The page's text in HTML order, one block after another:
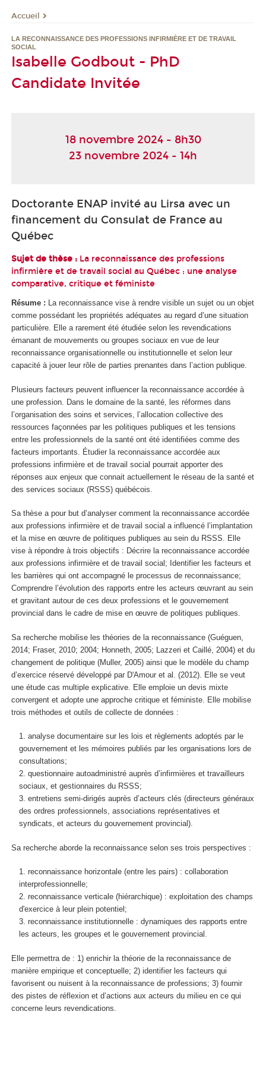
Accueil
LA RECONNAISSANCE DES PROFESSIONS INFIRMIÈRE ET DE TRAVAIL
SOCIAL
Isabelle Godbout - PhD
Candidate Invitée
18 novembre 2024 - 8h30
23 novembre 2024 - 14h
Doctorante ENAP invité au Lirsa avec un
financement du Consulat de France au
Québec
Sujet de thèse : La reconnaissance des professions
infirmière et de travail social au Québec : une analyse
comparative, critique et féministe
Résume : La reconnaissance vise à rendre visible un sujet ou un objet
comme possédant les propriétés adéquates au regard d’une situation
particulière. Elle a rarement été étudiée selon les revendications
émanant de mouvements ou groupes sociaux en vue de leur
reconnaissance organisationnelle ou institutionnelle et selon leur
capacité à jouer leur rôle de parties prenantes dans l’action publique.
Plusieurs facteurs peuvent influencer la reconnaissance accordée à
une profession. Dans le domaine de la santé, les réformes dans
l’organisation des soins et services, l’allocation collective des
ressources façonnées par les politiques publiques et les tensions
entre les professionnels de la santé ont été identifiées comme des
facteurs importants. Étudier la reconnaissance accordée aux
professions infirmière et de travail social pourrait apporter des
réponses aux enjeux que connait actuellement le réseau de la santé et
des services sociaux (RSSS) québécois.
Sa thèse a pour but d’analyser comment la reconnaissance accordée
aux professions infirmière et de travail social a influencé l’implantation
et la mise en œuvre de politiques publiques au sein du RSSS. Elle
vise à répondre à trois objectifs : Décrire la reconnaissance accordée
aux professions infirmière et de travail social; Identifier les facteurs et
les barrières qui ont accompagné le processus de reconnaissance;
Comprendre l’évolution des rapports entre les acteurs œuvrant au sein
et gravitant autour de ces deux professions et le gouvernement
provincial dans le cadre de mise en œuvre de politiques publiques.
Sa recherche mobilise les théories de la reconnaissance (Guéguen,
2014; Fraser, 2010; 2004; Honneth, 2005; Lazzeri et Caillé, 2004) et du
changement de politique (Muller, 2005) ainsi que le modèle du champ
d’exercice réservé développé par D'Amour et al. (2012). Elle se veut
une étude cas multiple explicative. Elle emploie un devis mixte
convergent et adopte une approche critique et féministe. Elle mobilise
trois méthodes et outils de collecte de données :
analyse documentaire sur les lois et règlements adoptés par le
gouvernement et les mémoires publiés par les organisations lors de
consultations;
questionnaire autoadministré auprès d’infirmières et travailleurs
sociaux, et gestionnaires du RSSS;
entretiens semi-dirigés auprès d’acteurs clés (directeurs généraux
des ordres professionnels, associations représentatives et
syndicats, et acteurs du gouvernement provincial).
Sa recherche aborde la reconnaissance selon ses trois perspectives :
reconnaissance horizontale (entre les pairs) : collaboration
interprofessionnelle;
reconnaissance verticale (hiérarchique) : exploitation des champs
d'exercice à leur plein potentiel;
reconnaissance institutionnelle : dynamiques des rapports entre
les acteurs, les groupes et le gouvernement provincial.
Elle permettra de : 1) enrichir la théorie de la reconnaissance de
manière empirique et conceptuelle; 2) identifier les facteurs qui
favorisent ou nuisent à la reconnaissance de professions; 3) fournir
des pistes de réflexion et d’actions aux acteurs du milieu en ce qui
concerne leurs revendications.